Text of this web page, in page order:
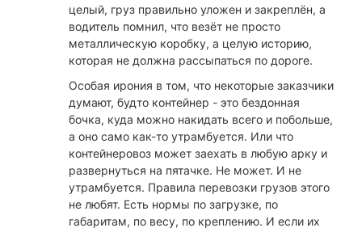
целый, груз правильно уложен и закреплён, а
водитель помнил, что везёт не просто
металлическую коробку, а целую историю,
которая не должна рассыпаться по дороге.
Особая ирония в том, что некоторые заказчики
думают, будто контейнер - это бездонная
бочка, куда можно накидать всего и побольше,
а оно само как-то утрамбуется. Или что
контейнеровоз может заехать в любую арку и
развернуться на пятачке. Не может. И не
утрамбуется. Правила перевозки грузов этого
не любят. Есть нормы по загрузке, по
габаритам, по весу, по креплению. И если их